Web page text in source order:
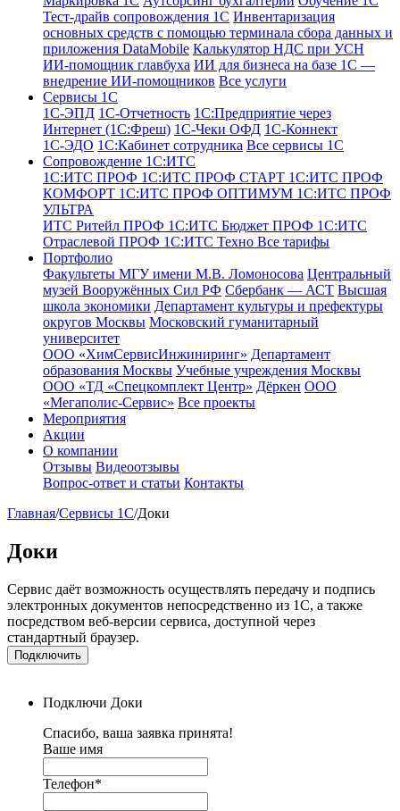
Тест-драйв сопровождения 1С Инвентаризация
основных средств с помощью терминала сбора данных и
приложения DataMobile Калькулятор НДС при УСН
ИИ-помощник главбуха ИИ для бизнеса на базе 1С —
внедрение ИИ-помощников Все услуги
Сервисы 1С
1С-ЭПД 1C-Отчетность 1С:Предприятие через
Интернет (1С:Фреш) 1С-Чеки ОФД 1С‑Коннект
1С-ЭДО 1С:Кабинет сотрудника Все сервисы 1С
Сопровождение 1С:ИТС
1С:ИТС ПРОФ 1С:ИТС ПРОФ СТАРТ 1С:ИТС ПРОФ
КОМФОРТ 1С:ИТС ПРОФ ОПТИМУМ 1С:ИТС ПРОФ
УЛЬТРА
ИТС Ритейл ПРОФ 1С:ИТС Бюджет ПРОФ 1С:ИТС
Отраслевой ПРОФ 1С:ИТС Техно Все тарифы
Портфолио
Факультеты МГУ имени М.В. Ломоносова Центральный
музей Вооружённых Сил РФ Сбербанк — АСТ Высшая
школа экономики Департамент культуры и префектуры
округов Москвы Московский гуманитарный
университет
ООО «ХимСервисИнжиниринг» Департамент
образования Москвы Учебные учреждения Москвы
ООО «ТД «Спецкомплект Центр» Дёркен ООО
«Мегаполис-Сервис» Все проекты
Мероприятия
Акции
О компании
Отзывы Видеоотзывы
Вопрос-ответ и статьи Контакты
Главная/Сервисы 1С/Доки
Доки
Сервис даёт возможность осуществлять передачу и подпись
электронных документов непосредственно из 1С, а также
посредством веб-версии сервиса, доступной через
стандартный браузер.
Подключить
Подключи Доки
Спасибо, ваша заявка принята!
Ваше имя
Телефон*